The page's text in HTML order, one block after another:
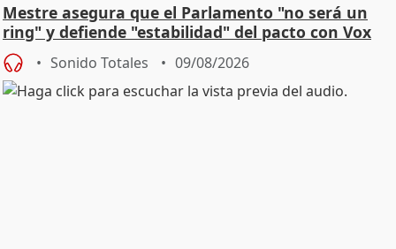
Mestre asegura que el Parlamento "no será un
ring" y defiende "estabilidad" del pacto con Vox
Sonido Totales 09/08/2026